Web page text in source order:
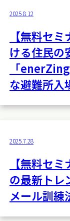
2025.8.12
【無料セ
ける住民の
「
な避難所入
2025.7.28
【無料セ
の最新トレ
メール訓練